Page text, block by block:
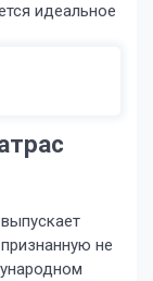
идеальное
не